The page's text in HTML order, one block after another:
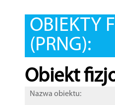
OBIEKTY
(PRNG):
Obiekt
Nazwa obiektu: